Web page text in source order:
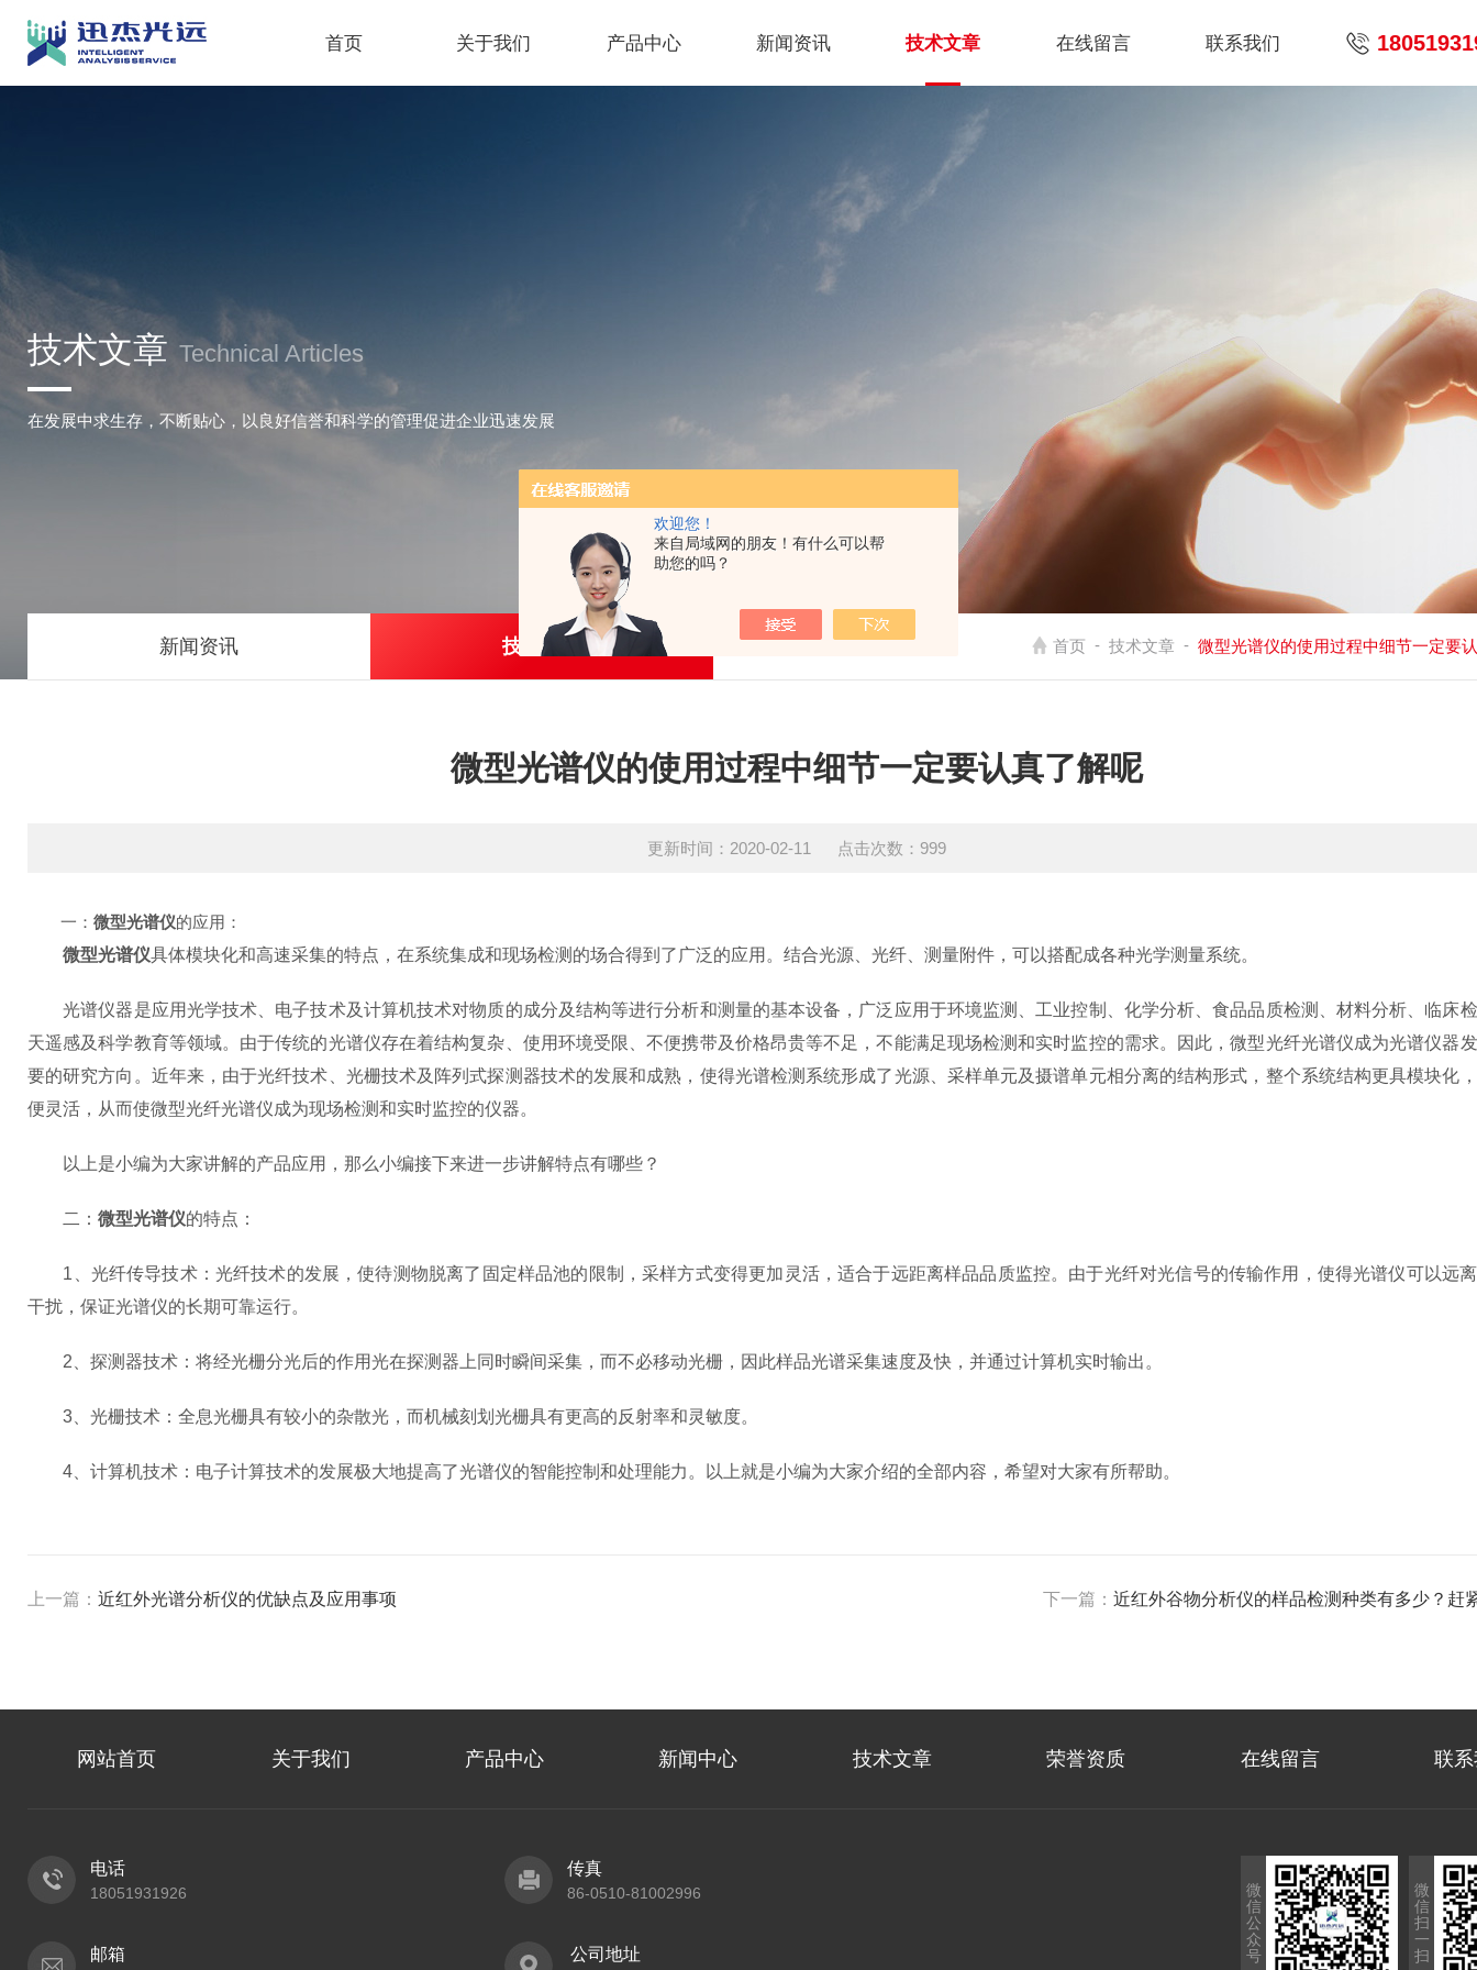
欢迎您！
来自局域网的朋友！有什么可以帮
助您的吗？
首页 关于我们 产品中心 新闻资讯 技术文章 在线留言 联系我们
技术文章 Technical Articles
在发展中求生存，不断贴心，以良好信誉和科学的管理促进企业迅速发展
首页 - 技术文章 - 微型光谱仪的使用过程中细节一定要
新闻资讯 技术文章
微型光谱仪的使用过程中细节一定要认真了解呢
更新时间：2020-02-11 点击次数：999
一： 微型光谱仪的应用：
微型光谱仪具体模块化和高速采集的特点，在系统集成和现场检测的场合得到了广泛的应用。结合光源、光纤、测量附件，可以搭配成各种光学测量系统。
光谱仪器是应用光学技术、电子技术及计算机技术对物质的成分及结构等进行分析和测量的基本设备，广泛应用于环境监测、工业控制、化学分析、食品品质检测、材料分析、临床
天遥感及科学教育等领域。由于传统的光谱仪存在着结构复杂、使用环境受限、不便携带及价格昂贵等不足，不能满足现场检测和实时监控的需求。因此，微型光纤光谱仪成为光谱仪器
要的研究方向。近年来，由于光纤技术、光栅技术及阵列式探测器技术的发展和成熟，使得光谱检测系统形成了光源、采样单元及摄谱单元相分离的结构形式，整个系统结构更具模块化
便灵活，从而使微型光纤光谱仪成为现场检测和实时监控的仪器。
以上是小编为大家讲解的产品应用，那么小编接下来进一步讲解特点有哪些？
二： 微型光谱仪的特点：
1、光纤传导技术：光纤技术的发展，使待测物脱离了固定样品池的限制，采样方式变得更加灵活，适合于远距离样品品质监控。由于光纤对光信号的传输作用，使得光谱仪可以远
干扰，保证光谱仪的长期可靠运行。
2、探测器技术：将经光栅分光后的作用光在探测器上同时瞬间采集，而不必移动光栅，因此样品光谱采集速度及快，并通过计算机实时输出。
3、光栅技术：全息光栅具有较小的杂散光，而机械刻划光栅具有更高的反射率和灵敏度。
4、计算机技术：电子计算技术的发展极大地提高了光谱仪的智能控制和处理能力。 以上就是小编为大家介绍的全部内容，希望对大家有所帮助。
上一篇： 近红外光谱分析仪的优缺点及应用事项 下一篇： 近红外谷物分析仪的样品检测种类有多少？赶
网站首页 关于我们 产品中心 新闻中心 技术文章 荣誉资质 在线留言 联
电话
18051931926
传真
86-0510-81002996
邮箱 公司地址
微
信
扫
一
扫
微
信
公
众
号